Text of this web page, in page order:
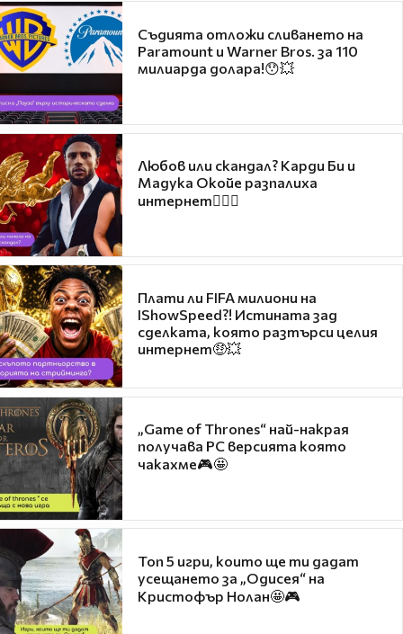
Съдията отложи сливането на
Paramount и Warner Bros. за 110
милиарда долара!😯💥
Любов или скандал? Карди Би и
Мадука Окойе разпалиха
интернет❤️‍🔥🔥
Плати ли FIFA милиони на
IShowSpeed?! Истината зад
сделката, която разтърси целия
интернет🤑💥
„Game of Thrones“ най-накрая
получава PC версията която
чакахме🎮🤩
Топ 5 игри, които ще ти дадат
усещането за „Одисея“ на
Кристофър Нолан🤩🎮